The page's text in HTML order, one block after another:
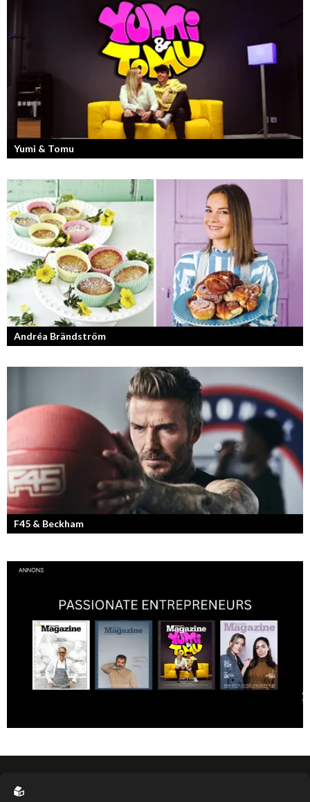
Yumi & Tomu
Läs mer om deras liv som YouTubers och Entreprenörer
Andréa Brändström
Vinnare av Hela Sverige Bakar 2017.
F45 & Beckham
F45 Training med partners som bland annat Mark Wahlberg och